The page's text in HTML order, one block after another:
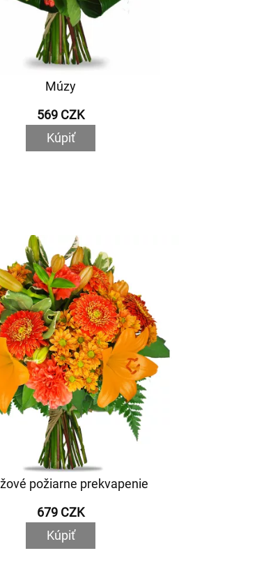
Múzy
569 CZK
Kúpiť
požiarne prekvapenie
679 CZK
Kúpiť